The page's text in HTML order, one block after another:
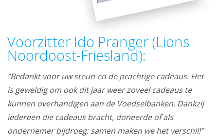
Voorzitter Ido Pranger (Lions
Noordoost-Friesland):
“Bedankt voor uw steun en de prachtige cadeaus. Het
is geweldig om ook dit jaar weer zoveel cadeaus te
kunnen overhandigen aan de Voedselbanken. Dankzij
iedereen die cadeaus bracht, doneerde of als
ondernemer bijdroeg: samen maken we het verschil!”